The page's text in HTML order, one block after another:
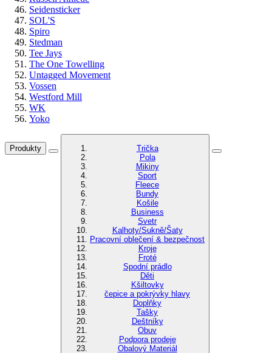
Seidensticker
SOL'S
Spiro
Stedman
Tee Jays
The One Towelling
Untagged Movement
Vossen
Westford Mill
WK
Yoko
Produkty
Trička
Pola
Mikiny
Sport
Fleece
Bundy
Košile
Business
Svetr
Kalhoty/Sukně/Šaty
Pracovní oblečení & bezpečnost
Kroje
Froté
Spodní prádlo
Děti
Kšiltovky
čepice a pokrývky hlavy
Doplňky
Tašky
Deštníky
Obuv
Podpora prodeje
Obalový Materiál